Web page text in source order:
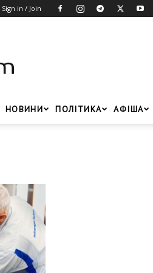
Sign in / Join
НОВИНИ ПОЛІТИКА АФІША